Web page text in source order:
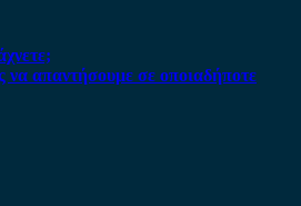
να απαντήσουμε σε οποιαδήποτε